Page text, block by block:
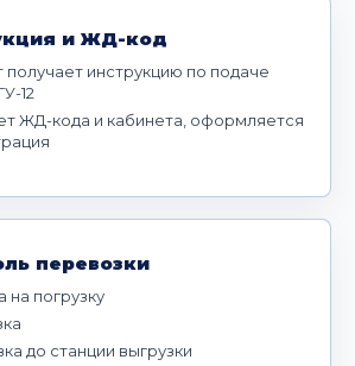
и ЖД-код
получает инструкцию по подаче
12
ЖД-кода и кабинета, оформляется
перевозки
на погрузку
до станции выгрузки